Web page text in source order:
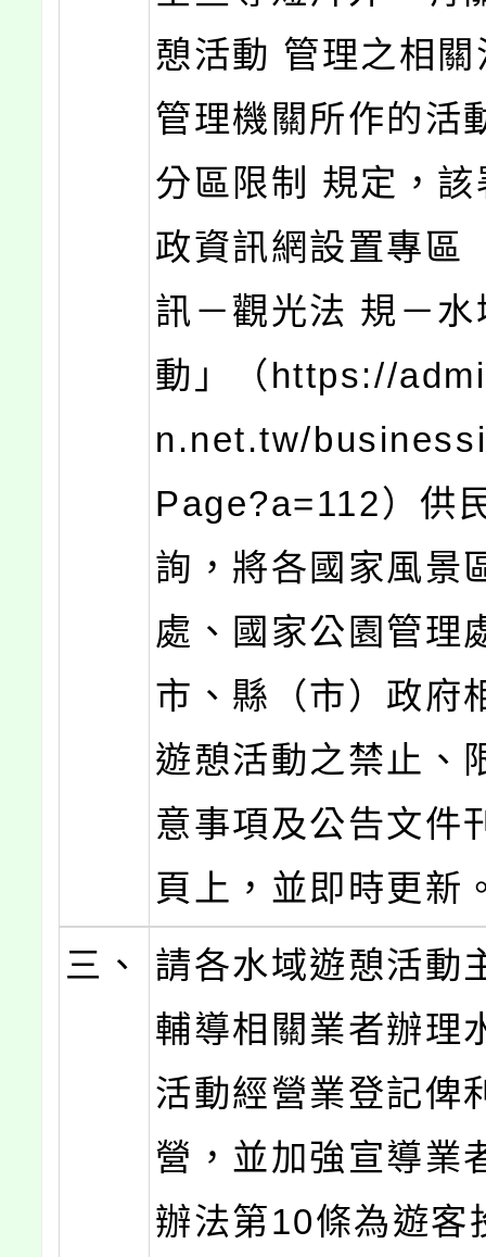
憩活動 管理之相
管理機關所作的活
分區限制 規定，
政資訊網設置專區
訊－觀光法 規－
動」（https://
n.net.tw/
Page?a=112）供
詢，將各國家風景
處、國家公園管理
市、縣（市）政府
遊憩活動之禁止、
意事項及公告文件
頁上，並即時更新
三、
請各水域遊憩活動
輔導相關業者辦理
活動經營業登記俾
營，並加強宣導業
辦法第10條為遊客